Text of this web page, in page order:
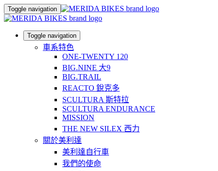
Toggle navigation
Toggle navigation
車系特色
ONE-TWENTY 120
BIG.NINE 大9
BIG.TRAIL
REACTO 銳克多
SCULTURA 斯特拉
SCULTURA ENDURANCE
MISSION
THE NEW SILEX 西力
關於美利達
美利達自行車
我們的使命